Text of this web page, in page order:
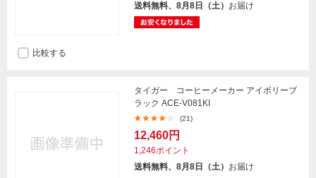
送料無料、8月8日（土） お届け
比較する
タイガー コーヒーメーカー アイボリーブ
ラック ACE-V081KI
(21)
12,460円
1,246ポイント
送料無料、8月8日（土） お届け